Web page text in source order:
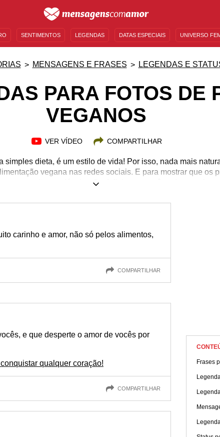
SENTIMENTOS LEGENDAS DATAS ESPECIAIS UNIVERSO
MENSAGENS E FRASES LEGENDAS E
PARA FOTOS DE
VEGANOS
VER VÍDEO COMPARTILHAR
simples dieta, é um estilo de vida! Por isso, nada mais
vegana nas redes sociais. E para mostrar que os
serem muito saudáveis, são deliciosos, você pode
inspiradoras e mostre que ele está ao alcance de
culinária vegana é saborosa, variada e visualmente linda.
carinho e amor, não só pelos alimentos,
COMPARTILHAR
e que desperte o amor de vocês por
qualquer coração!
COMPARTILHAR
Frases